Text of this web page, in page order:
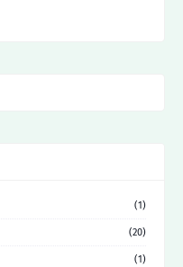
(1)
(20)
(1)